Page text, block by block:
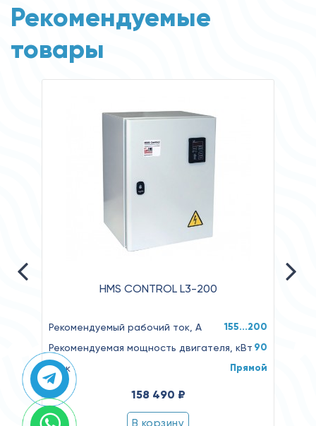
Рекомендуемые
товары
HMS CONTROL L3-200
Рекомендуемый рабочий ток, А 155...200
Рекомендуемая мощность двигателя, кВт 90
Пуск Прямой
158 490 ₽
В корзину